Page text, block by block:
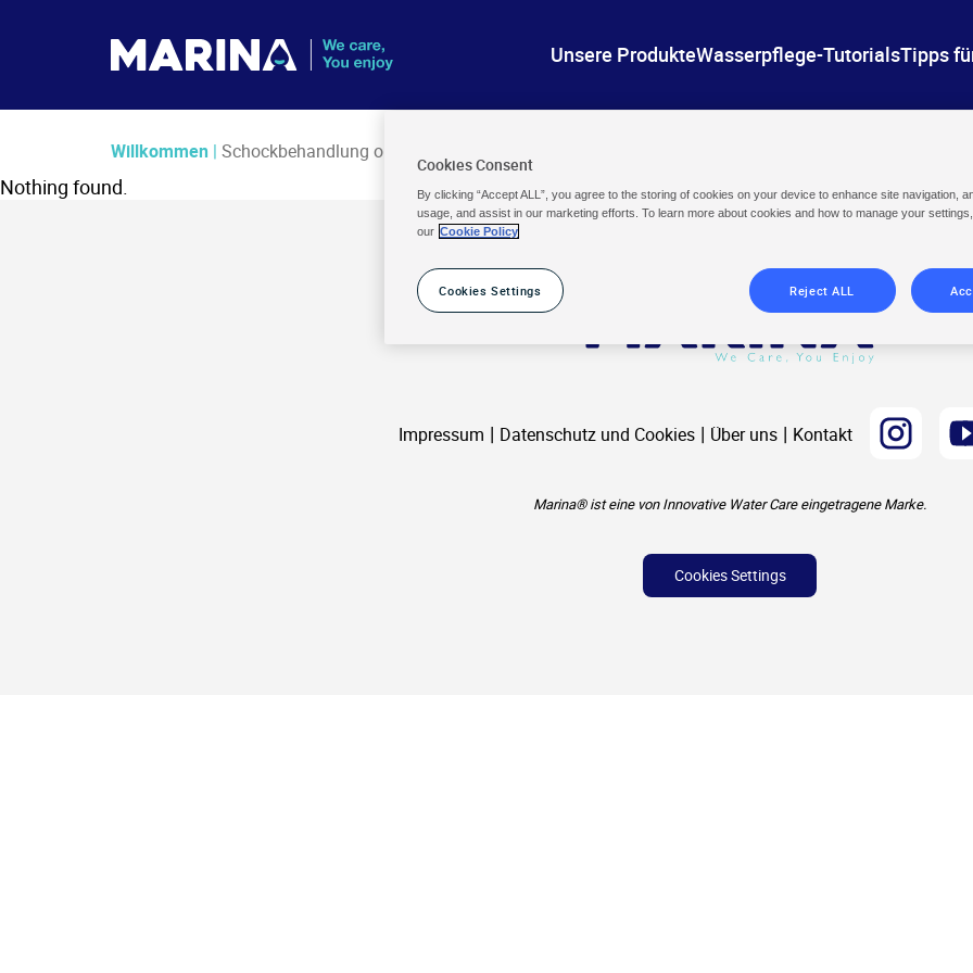
Unsere ProdukteWasserpflege-TutorialsTipps
Willkommen | Schockbehandlung ohne Chlor
Nothing found.
Impressum Datenschutz und Cookies Über uns Kontakt Instagram
Marina® ist eine von Innovative Water Care eingetragene Marke.
Cookies Settings
Cookies Consent
By clicking “Accept ALL”, you agree to the storing of cookies on your device to enhance site navigation,
usage, and assist in our marketing efforts. To learn more about cookies and how to manage your
our Cookie Policy
Cookies Settings Reject ALL